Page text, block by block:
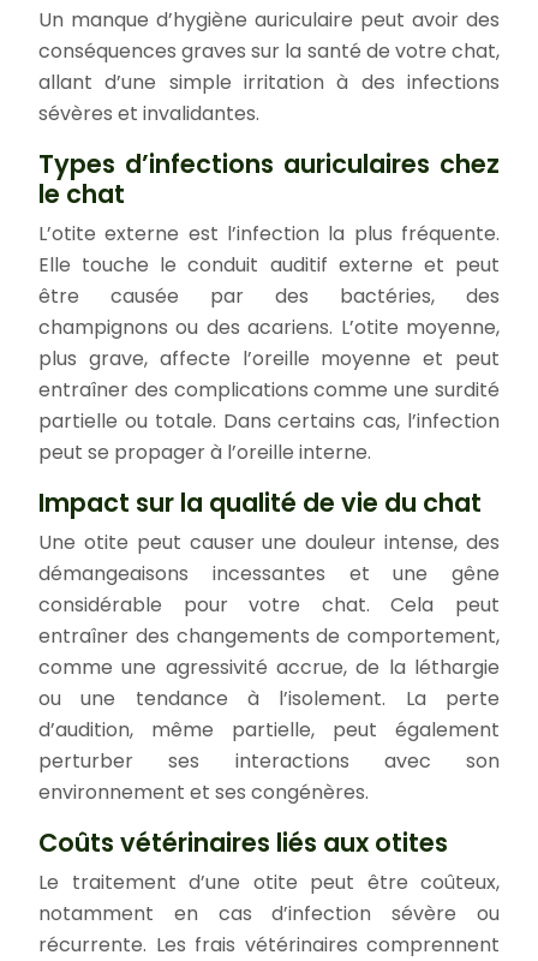
Un manque d’hygiène auriculaire peut avoir des
conséquences graves sur la santé de votre chat,
allant d’une simple irritation à des infections
sévères et invalidantes.
Types d’infections auriculaires chez
le chat
L’otite externe est l’infection la plus fréquente.
Elle touche le conduit auditif externe et peut
être causée par des bactéries, des
champignons ou des acariens. L’otite moyenne,
plus grave, affecte l’oreille moyenne et peut
entraîner des complications comme une surdité
partielle ou totale. Dans certains cas, l’infection
peut se propager à l’oreille interne.
Impact sur la qualité de vie du chat
Une otite peut causer une douleur intense, des
démangeaisons incessantes et une gêne
considérable pour votre chat. Cela peut
entraîner des changements de comportement,
comme une agressivité accrue, de la léthargie
ou une tendance à l’isolement. La perte
d’audition, même partielle, peut également
perturber ses interactions avec son
environnement et ses congénères.
Coûts vétérinaires liés aux otites
Le traitement d’une otite peut être coûteux,
notamment en cas d’infection sévère ou
récurrente. Les frais vétérinaires comprennent